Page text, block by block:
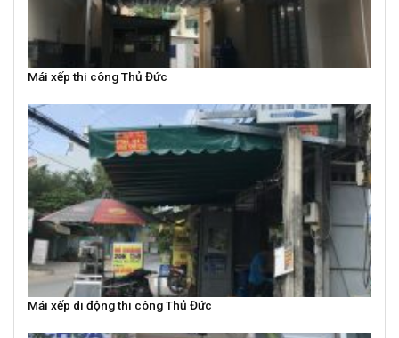
Mái xếp thi công Thủ Đức
Mái xếp di động thi công Thủ Đức